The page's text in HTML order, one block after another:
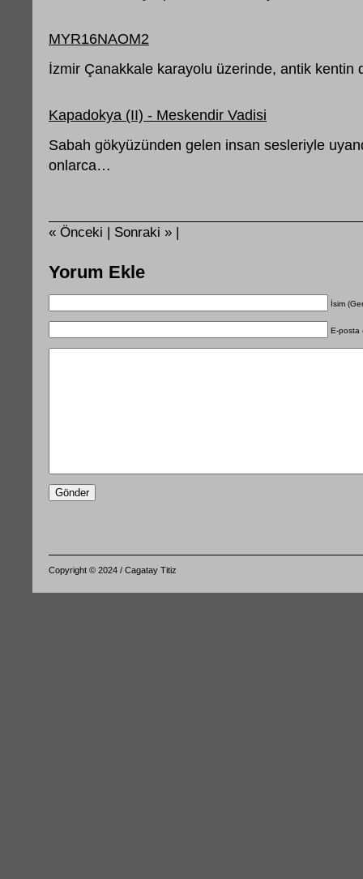
MYR16NAOM2
İzmir Çanakkale karayolu üzerinde, antik kentin
Kapadokya (II) - Meskendir Vadisi
Sabah gökyüzünden gelen insan sesleriyle
onlarca…
« Önceki | Sonraki » |
Yorum Ekle
İsim
E-posta
Copyright © 2024 / Cagatay Titiz